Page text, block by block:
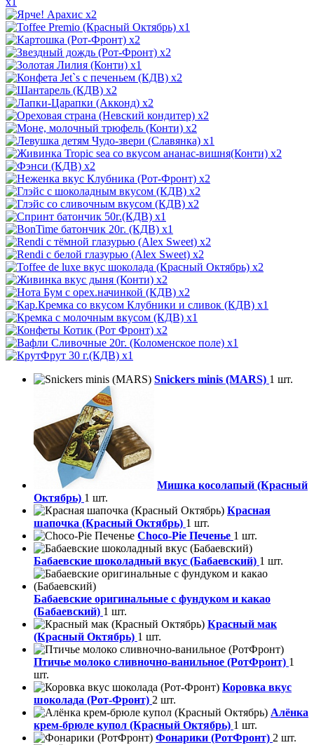
x2
x1
x2
x2
x1
x2
x2
x2
x2
x2
x1
x2
x2
x2
x2
x2
x1
x1
x2
x2
x2
x2
x2
x1
x1
x2
x1
x1
Snickers minis (MARS) 1 шт.
Мишка косолапый (Красный
Октябрь) 1 шт.
Красная
шапочка (Красный Октябрь) 1 шт.
Choco-Pie Печенье 1 шт.
Бабаевские шоколадный вкус (Бабаевский) 1 шт.
Бабаевские оригинальные с фундуком и какао
(Бабаевский) 1 шт.
Красный мак
(Красный Октябрь) 1 шт.
Птичье молоко сливночно-ванильное (РотФронт) 1
шт.
Коровка вкус
шоколада (Рот-Фронт) 2 шт.
Алёнка
крем-брюле купол (Красный Октябрь) 1 шт.
Фонарики (РотФронт) 2 шт.